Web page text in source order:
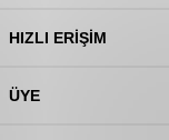
HIZLI ERIŞIM
ÜYE